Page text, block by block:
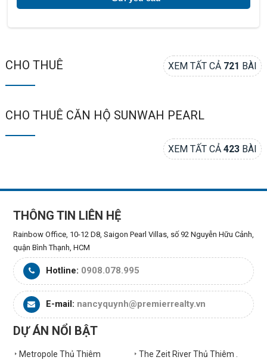
CHO THUÊ XEM TẤT CẢ 721 BÀI
CHO THUÊ CĂN HỘ SUNWAH PEARL
XEM TẤT CẢ423 BÀI
THÔNG TIN LIÊN HỆ
Rainbow Office, 10-12 D8, Saigon Pearl Villas, số 92 Nguyễn Hữu Cảnh,
quận Bình Thạnh, HCM
Hotline: 0908.078.995
E-mail: nancyquynh@premierrealty.vn
DỰ ÁN NỔI BẬT
Metropole Thủ Thiêm
The Zeit River Thủ Thiêm .